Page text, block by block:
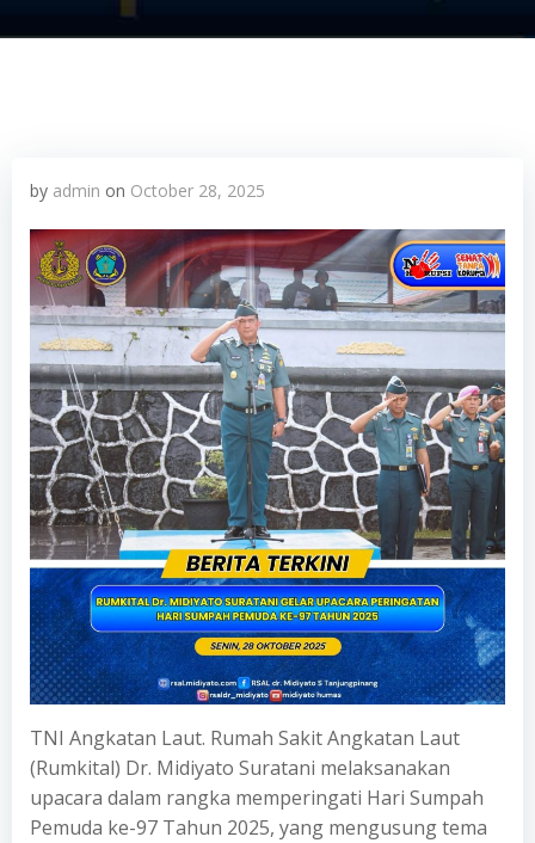
by admin on October 28, 2025
TNI Angkatan Laut. Rumah Sakit Angkatan Laut
(Rumkital) Dr. Midiyato Suratani melaksanakan
upacara dalam rangka memperingati Hari Sumpah
Pemuda ke-97 Tahun 2025, yang mengusung tema